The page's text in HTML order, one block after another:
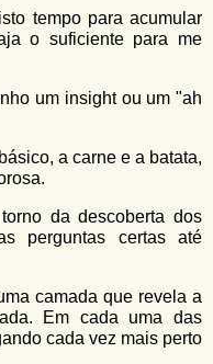
tempo para acumular
o suficiente para me
um insight ou um "ah
a carne e a batata,
da descoberta dos
perguntas certas até
camada que revela a
Em cada uma das
cada vez mais perto